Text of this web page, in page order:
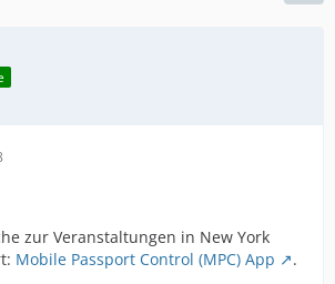
zur Veranstaltungen in New York
Mobile Passport Control (MPC) App
.